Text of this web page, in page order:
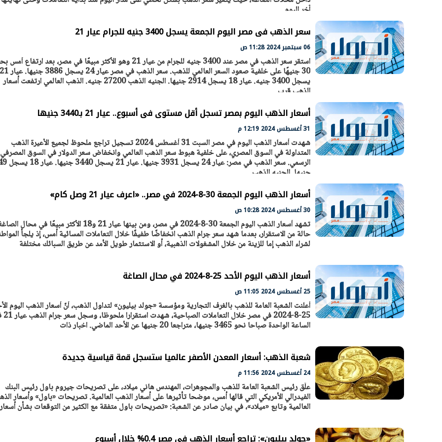
آخر اليوم.
سعر الذهب فى مصر اليوم الجمعة يسجل 3400 جنيه للجرام عيار 21
06 سبتمبر 2024 11:28 ص
استقر سعر الذهب في مصر عند 3400 جنيه للجرام من عيار 21 وهو الأكثر مبيعًا في مصر، بعد ارتفاع
30 جنيهًا على خلفية صعود السعر العالمي للذهب. سعر الذهب في مصر عيار 24 يسجل 3886 جنيها. عيار 21
يسجل 3400 جنيه. عيار 18 يسجل 2914 جنيها. الجنيه الذهب 27200 جنيه. الذهب العالمي ارتفعت أسعار
الذهب قرب
أسعار الذهب اليوم بمصر تسجل أقل مستوى فى أسبوع.. عيار 21 بـ3440 جنيها
31 أغسطس 2024 12:19 م
شهدت أسعار الذهب اليوم في مصر السبت 31 أغسطس 2024 تسجيل تراجع ملحوظ لجميع الأعيرة الذهب
المتداولة في السوق المصري، على خلفية هبوط سعر الذهب العالمي وانخفاض سعر الدولار في السوق المصرفي
الرسمي. سعر الذهب في
جنيها. الجنيه الذهب
أسعار الذهب اليوم الجمعة 30-8-2024 في مصر.. «اعرف عيار 21 وصل كام»
30 أغسطس 2024 10:28 ص
تشهد أسعار الذهب اليوم الجمعة 30-8-2024 في مصر، ومن بينها عيار 21 و18 الأكثر مبيعًا في محال
حالة من الاستقرار، بعدما شهد سعر جرام الذهب انخفاضًا طفيفًا خلال التعاملات المسائية أمس، إذ يلجأ
لشراء الذهب إما للزينة من خلال المشغولات الذهبية، أو الاستثمار طويل الأمد عن طريق السبائك مختلفة
أسعار الذهب اليوم الأحد 25-8-2024 في محال الصاغة
25 أغسطس 2024 11:05 ص
أعلنت الشعبة العامة للذهب بالغرف التجارية ومؤسسة «جولد بيليون» لتداول الذهب، أنّ أسعار الذهب اليوم
25-8-2024
الساعة الواحدة صباحا نحو 3465 جنيها، متراجعا 20 جنيها عن الأحد الماضي. اخبار ذات
شعبة الذهب: أسعار المعدن الأصفر عالميا ستسجل قمة قياسية جديدة
24 أغسطس 2024 11:56 م
علَّق رئيس الشعبة العامة للذهب والمجوهرات، المهندس هاني ميلاد، على تصريحات جيروم باول رئيس البنك
الفيدرالي الأمريكي التي قالها أمس، موضحا تأثيرها على أسعار الذهب العالمية. تصريحات «باول» وأسعار
العالمية وتابع «ميلاد»، في بيان صادر عن الشعبة: «تصريحات باول متفقة مع الكثير من التوقعات بشأن أسعار
«جولد بيليون»: تراجع أسعار الذهب في مصر 0.4% خلال أسبوع
الرئيس السيسي: تداعيات خطيرة على
الاقتصاد العالمي وأسعار الوقود حال
استمرار الأزمة في الشرق الأوسط
30 مارس 2026 05:06 م
رئيس الوزراء يتابع الإجراءات الخاصة
بتنفيذ التوجيهات الرئاسية بطرح وحدات
سكنية بالإيجار للمواطنين
30 مارس 2026 04:40 م
واسع.. والبترول: مصر تعزز
بوصفها مركزًا إقليميًّا
30 مارس 2026 03:59 م
الرئيس السيسي: تداعيات خطيرة على
الاقتصاد العالمي وأسعار الوقود حال
استمرار الأزمة في الشرق الأوسط
30 مارس 2026 05:06 م
رئيس الوزراء يتابع الإجراءات الخاصة
سكنية بالإيجار للمواطنين
30 مارس 2026 04:40 م
افتتاح «إيجبس 2026»